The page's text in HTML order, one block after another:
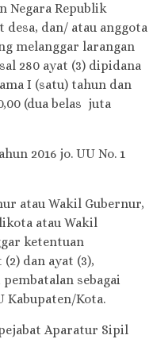
Negara Republik
desa, dan/ atau anggota
melanggar larangan
280 ayat (3) dipidana
I (satu) tahun dan
(dua belas juta
2016 jo. UU No. 1
atau Wakil Gubernur,
atau Wakil
ketentuan
dan ayat (3),
sebagai
Kabupaten/Kota.
Aparatur Sipil